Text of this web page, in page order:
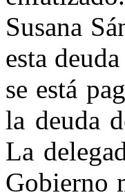
Susana
esta
se está
la deuda
La
Gobierno